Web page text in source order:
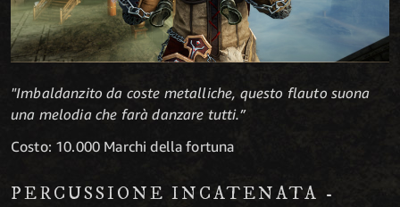
"Imbaldanzito da coste metalliche, questo flauto suona
una melodia che farà danzare tutti.”
Costo: 10.000 Marchi della fortuna
PERCUSSIONE INCATENATA -